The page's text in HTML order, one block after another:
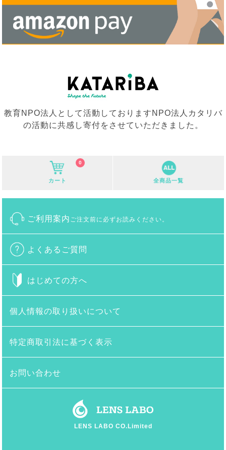
教育NPO法人として活動しておりますNPO法人カタリバ
の活動に共感し寄付をさせていただきました。
カート
0
全商品一覧
ご利用案内 ご注文前に必ずお読みください。
よくあるご質問
はじめての方へ
個人情報の取り扱いについて
特定商取引法に基づく表示
お問い合わせ
LENS LABO CO.Limited